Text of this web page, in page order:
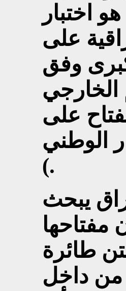
اختبار
على
وفق
الخارجي
على
الوطني
).
يبحث
مفتاحها
طائرة
من داخل